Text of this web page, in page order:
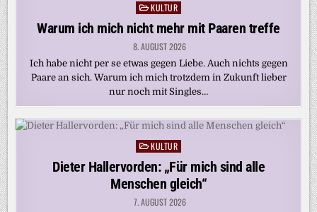
Posted
in
KULTUR
Warum ich mich nicht mehr mit Paaren treffe
8. AUGUST 2026
Ich habe nicht per se etwas gegen Liebe. Auch nichts gegen
Paare an sich. Warum ich mich trotzdem in Zukunft lieber
nur noch mit Singles…
Posted
in
KULTUR
Dieter Hallervorden: „Für mich sind alle
Menschen gleich“
7. AUGUST 2026